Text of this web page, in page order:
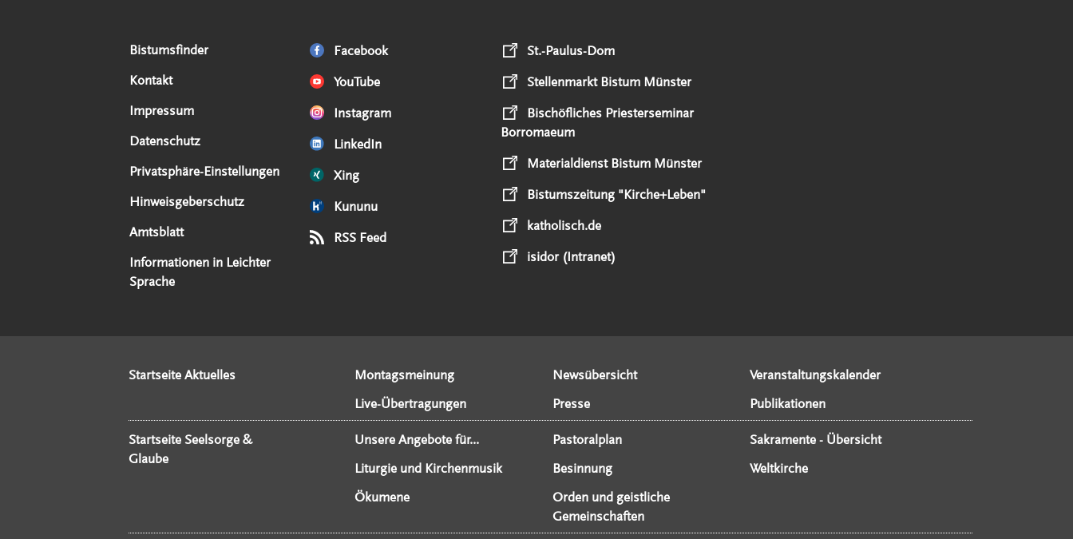
Serviceangebote
Bistumsfinder
Kontakt
Impressum
Datenschutz
Privatsphäre-Einstellungen
Hinweisgeberschutz
Amtsblatt
Informationen in Leichter
Sprache
Social Media Angebote Facebook
YouTube
Instagram
LinkedIn
Xing
Kununu
RSS Feed
Externe Links St.-Paulus-Dom
Stellenmarkt Bistum Münster
Bischöfliches Priesterseminar
Borromaeum
Materialdienst Bistum Münster
Bistumszeitung "Kirche+Leben"
katholisch.de
isidor (Intranet)
Startseite Aktuelles Montagsmeinung Newsübersicht
Veranstaltungskalender
Live-Übertragungen
Presse Publikationen
Startseite Seelsorge &
Glaube
Unsere Angebote für... Pastoralplan
Sakramente - Übersicht
Liturgie und Kirchenmusik
Besinnung
Weltkirche
Ökumene
Orden und geistliche
Gemeinschaften